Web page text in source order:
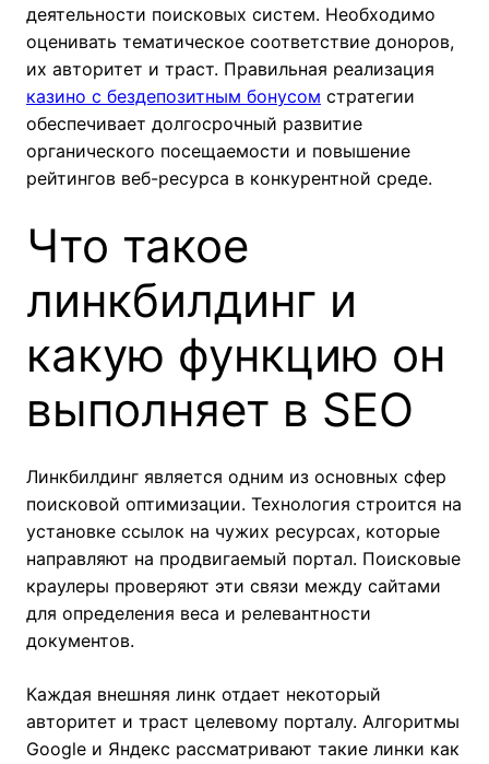
деятельности поисковых систем. Необходимо
оценивать тематическое соответствие доноров,
их авторитет и траст. Правильная реализация
казино с бездепозитным бонусом стратегии
обеспечивает долгосрочный развитие
органического посещаемости и повышение
рейтингов веб-ресурса в конкурентной среде.
Что такое
линкбилдинг и
какую функцию он
выполняет в SEO
Линкбилдинг является одним из основных сфер
поисковой оптимизации. Технология строится на
установке ссылок на чужих ресурсах, которые
направляют на продвигаемый портал. Поисковые
краулеры проверяют эти связи между сайтами
для определения веса и релевантности
документов.
Каждая внешняя линк отдает некоторый
авторитет и траст целевому порталу. Алгоритмы
Google и Яндекс рассматривают такие линки как